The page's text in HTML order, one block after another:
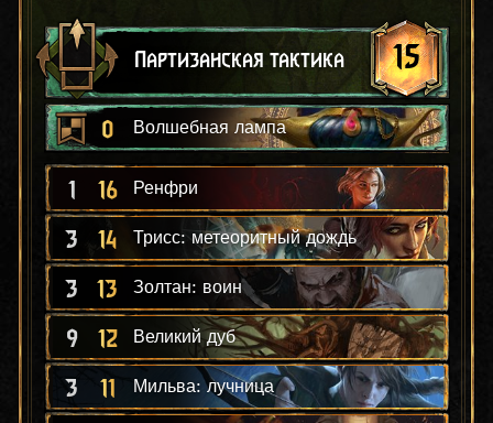
Партизанская тактика 15
0 Волшебная лампа
1 16 Ренфри
3 14 Трисс: метеоритный дождь
3 13 Золтан: воин
9 12 Великий дуб
3 11 Мильва: лучница